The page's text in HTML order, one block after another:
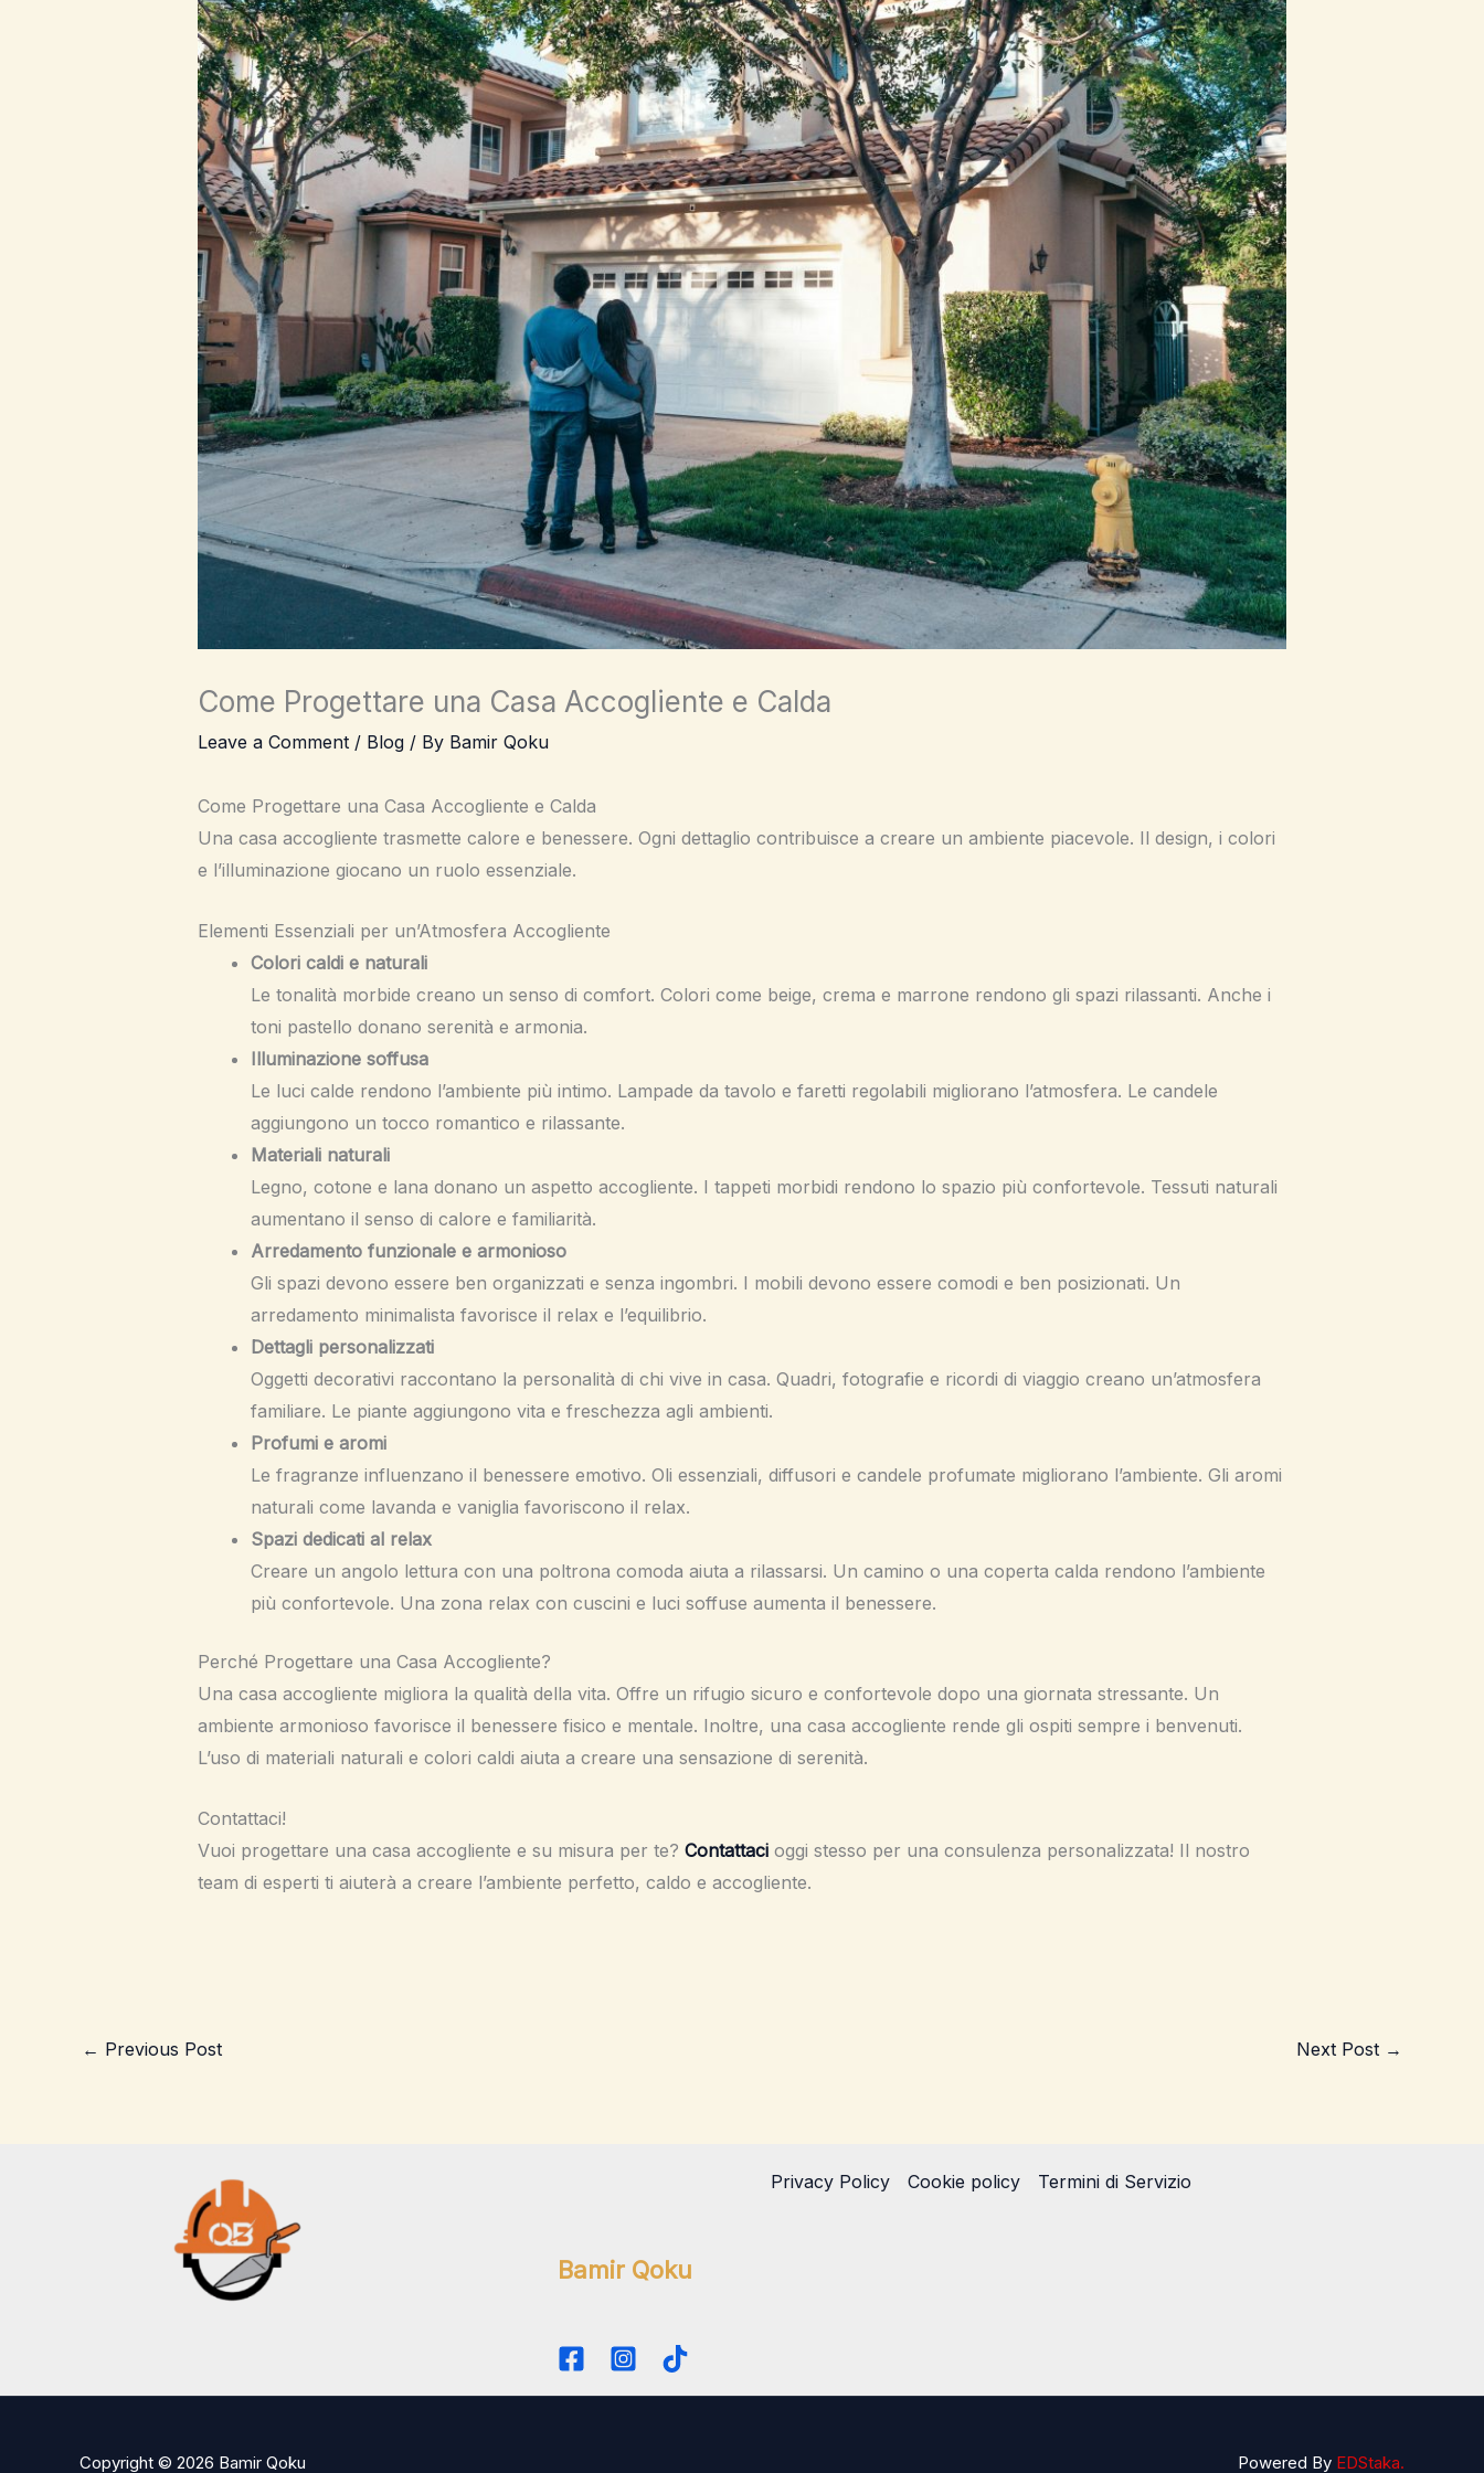
Come Progettare una Casa Accogliente e Calda
Leave a Comment / Blog/ By Bamir Qoku
Come Progettare una Casa Accogliente e Calda
Una casa accogliente trasmette calore e benessere. Ogni dettaglio contribuisce a creare un ambiente piacevole. Il design, i colori
e l’illuminazione giocano un ruolo essenziale.
Elementi Essenziali per un’Atmosfera Accogliente
Colori caldi e naturali
Le tonalità morbide creano un senso di comfort. Colori come beige, crema e marrone rendono gli spazi rilassanti. Anche i
toni pastello donano serenità e armonia.
Illuminazione soffusa
Le luci calde rendono l’ambiente più intimo. Lampade da tavolo e faretti regolabili migliorano l’atmosfera. Le candele
aggiungono un tocco romantico e rilassante.
Materiali naturali
Legno, cotone e lana donano un aspetto accogliente. I tappeti morbidi rendono lo spazio più confortevole. Tessuti naturali
aumentano il senso di calore e familiarità.
Arredamento funzionale e armonioso
Gli spazi devono essere ben organizzati e senza ingombri. I mobili devono essere comodi e ben posizionati. Un
arredamento minimalista favorisce il relax e l’equilibrio.
Dettagli personalizzati
Oggetti decorativi raccontano la personalità di chi vive in casa. Quadri, fotografie e ricordi di viaggio creano un’atmosfera
familiare. Le piante aggiungono vita e freschezza agli ambienti.
Profumi e aromi
Le fragranze influenzano il benessere emotivo. Oli essenziali, diffusori e candele profumate migliorano l’ambiente. Gli aromi
naturali come lavanda e vaniglia favoriscono il relax.
Spazi dedicati al relax
Creare un angolo lettura con una poltrona comoda aiuta a rilassarsi. Un camino o una coperta calda rendono l’ambiente
più confortevole. Una zona relax con cuscini e luci soffuse aumenta il benessere.
Perché Progettare una Casa Accogliente?
Una casa accogliente migliora la qualità della vita. Offre un rifugio sicuro e confortevole dopo una giornata stressante. Un
ambiente armonioso favorisce il benessere fisico e mentale. Inoltre, una casa accogliente rende gli ospiti sempre i benvenuti.
L’uso di materiali naturali e colori caldi aiuta a creare una sensazione di serenità.
Contattaci!
Vuoi progettare una casa accogliente e su misura per te? Contattaci oggi stesso per una consulenza personalizzata! Il nostro
team di esperti ti aiuterà a creare l’ambiente perfetto, caldo e accogliente.
← Previous Post Next Post →
Privacy Policy Cookie policy Termini di Servizio
Bamir Qoku
Copyright © 2026 Bamir Qoku Powered By EDStaka.